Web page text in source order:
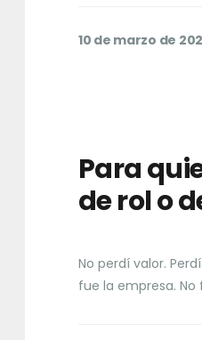
10 de marzo de
Para
de rol o
No perdí valor.
fue la empresa.